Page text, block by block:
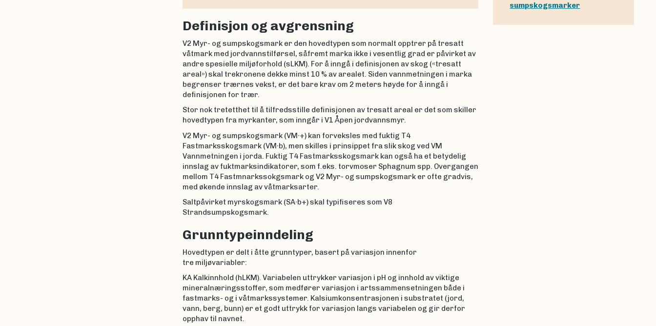
Definisjon og avgrensning
V2 Myr- og sumpskogsmark er den hovedtypen som normalt opptrer på tresatt
våtmark med jordvannstilførsel, såfremt marka ikke i vesentlig grad er påvirket av
andre spesielle miljøforhold (sLKM). For å inngå i definisjonen av skog («tresatt
areal») skal trekronene dekke minst 10 % av arealet. Siden vannmetningen i marka
begrenser trærnes vekst, er det bare krav om 2 meters høyde for å inngå i
definisjonen for trær.
Stor nok tretetthet til å tilfredsstille definisjonen av tresatt areal er det som skiller
hovedtypen fra myrkanter, som inngår i V1 Åpen jordvannsmyr.
V2 Myr- og sumpskogsmark (VM∙+) kan forveksles med fuktig T4
Fastmarksskogsmark (VM∙b), men skilles i prinsippet fra slik skog ved VM
Vannmetningen i jorda. Fuktig T4 Fastmarksskogsmark kan også ha et betydelig
innslag av fuktmarksindikatorer, som f.eks. torvmoser Sphagnum spp. Overgangen
mellom T4 Fastmnarkssokgsmark og V2 Myr- og sumpskogsmark er ofte gradvis,
med økende innslag av våtmarksarter.
Saltpåvirket myrskogsmark (SA∙b+) skal typifiseres som V8
Strandsumpskogsmark.
Grunntypeinndeling
Hovedtypen er delt i åtte grunntyper, basert på variasjon innenfor
tre miljøvariabler:
KA Kalkinnhold (hLKM). Variabelen uttrykker variasjon i pH og innhold av viktige
mineralnæringsstoffer, som medfører variasjon i artssammensetningen både i
fastmarks- og i våtmarkssystemer. Kalsiumkonsentrasjonen i substratet (jord,
vann, berg, bunn) er et godt uttrykk for variasjon langs variabelen og gir derfor
opphav til navnet.
sumpskogsmarker